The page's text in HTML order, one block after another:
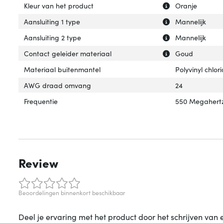
Uitleg over
Verberg uitleg
Kleur van het product
Oranje
Uitleg over
Verberg uitleg
Aansluiting 1 type
Mannelijk
Uitleg over
Verberg uitleg
Aansluiting 2 type
Mannelijk
Uitleg over
Verberg uitleg
Contact geleider materiaal
Goud
Materiaal buitenmantel
Polyvinyl
AWG draad omvang
24
Frequentie
550
Review
Beoordelingen binnenkort beschikbaar
Deel je ervaring met het product door het schrijven van